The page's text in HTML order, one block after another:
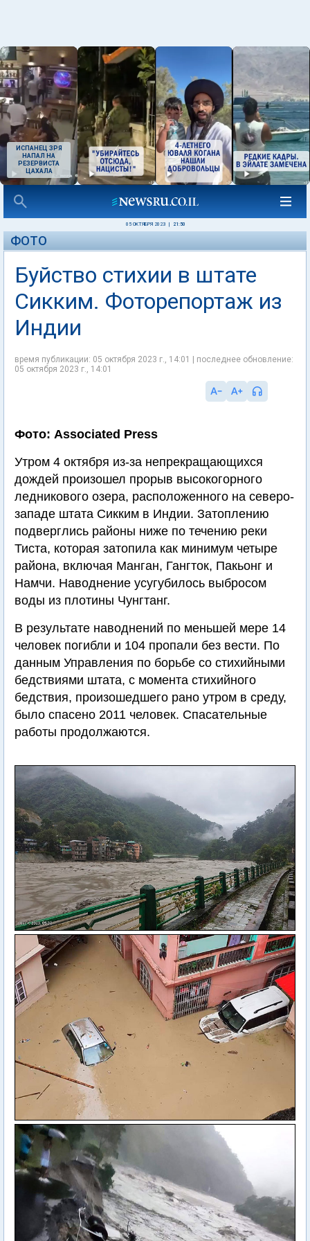
ИСПАНЕЦ ЗРЯ
НАПАЛ НА
РЕЗЕРВИСТА
ЦАХАЛА
05 ОКТЯБРЯ 2023 21:50
ФОТО
Буйство стихии в штате
Сикким. Фоторепортаж из
Индии
время публикации: 05 октября 2023 г., 14:01 | последнее обновление:
05 октября 2023 г., 14:01
Фото: Associated Press
Утром 4 октября из-за непрекращающихся
дождей произошел прорыв высокогорного
ледникового озера, расположенного на северо-
западе штата Сикким в Индии. Затоплению
подверглись районы ниже по течению реки
Тиста, которая затопила как минимум четыре
района, включая Манган, Гангток, Пакьонг и
Намчи. Наводнение усугубилось выбросом
воды из плотины Чунгтанг.
В результате наводнений по меньшей мере 14
человек погибли и 104 пропали без вести. По
данным Управления по борьбе со стихийными
бедствиями штата, с момента стихийного
бедствия, произошедшего рано утром в среду,
было спасено 2011 человек. Спасательные
работы продолжаются.